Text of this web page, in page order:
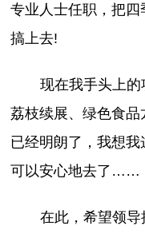
专业人士任职，把
搞上去!
现在我手头上
荔枝续展、绿色食
已经明朗了，我想
可以安心地去了……
在此，希望领